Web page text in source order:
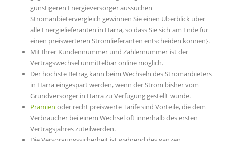
günstigeren Energieversorger aussuchen
Stromanbietervergleich gewinnen Sie einen Überblick über
alle Energielieferanten in Harra, so dass Sie sich am Ende für
einen preiswerteren Stromlieferanten entscheiden können}.
Mit Ihrer Kundennummer und Zählernummer ist der
Vertragswechsel unmittelbar online möglich.
Der höchste Betrag kann beim Wechseln des Stromanbieters
in Harra eingespart werden, wenn der Strom bisher vom
Grundversorger in Harra zu Verfügung gestellt wurde.
Prämien oder recht preiswerte Tarife sind Vorteile, die dem
Verbraucher bei einem Wechsel oft innerhalb des ersten
Vertragsjahres zuteilwerden.